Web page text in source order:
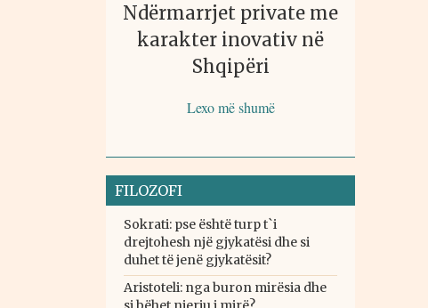
Ndërmarrjet private me
karakter inovativ në
Shqipëri
Lexo më shumë
FILOZOFI
Sokrati: pse është turp t`i
drejtohesh një gjykatësi dhe si
duhet të jenë gjykatësit?
Aristoteli: nga buron mirësia dhe